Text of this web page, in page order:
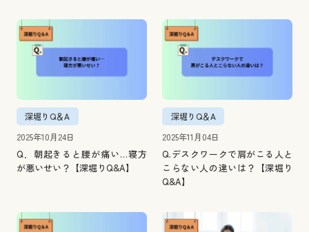
深堀りQ＆A
2025年10月24日
Q．朝起きると腰が痛い…寝方
が悪いせい？【深堀りQ&A】
深堀りQ＆A
2025年11月04日
Q.デスクワークで肩がこる人と
こらない人の違いは？【深堀り
Q&A】